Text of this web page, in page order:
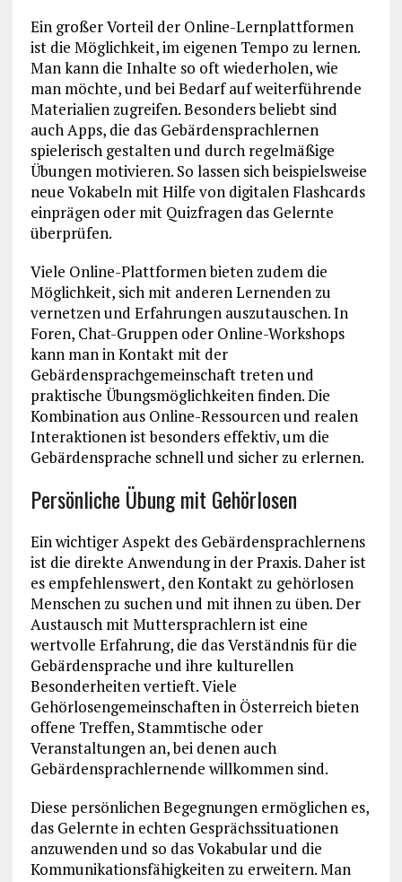
Ein großer Vorteil der Online-Lernplattformen
ist die Möglichkeit, im eigenen Tempo zu lernen.
Man kann die Inhalte so oft wiederholen, wie
man möchte, und bei Bedarf auf weiterführende
Materialien zugreifen. Besonders beliebt sind
auch Apps, die das Gebärdensprachlernen
spielerisch gestalten und durch regelmäßige
Übungen motivieren. So lassen sich beispielsweise
neue Vokabeln mit Hilfe von digitalen Flashcards
einprägen oder mit Quizfragen das Gelernte
überprüfen.
Viele Online-Plattformen bieten zudem die
Möglichkeit, sich mit anderen Lernenden zu
vernetzen und Erfahrungen auszutauschen. In
Foren, Chat-Gruppen oder Online-Workshops
kann man in Kontakt mit der
Gebärdensprachgemeinschaft treten und
praktische Übungsmöglichkeiten finden. Die
Kombination aus Online-Ressourcen und realen
Interaktionen ist besonders effektiv, um die
Gebärdensprache schnell und sicher zu erlernen.
Persönliche Übung mit Gehörlosen
Ein wichtiger Aspekt des Gebärdensprachlernens
ist die direkte Anwendung in der Praxis. Daher ist
es empfehlenswert, den Kontakt zu gehörlosen
Menschen zu suchen und mit ihnen zu üben. Der
Austausch mit Muttersprachlern ist eine
wertvolle Erfahrung, die das Verständnis für die
Gebärdensprache und ihre kulturellen
Besonderheiten vertieft. Viele
Gehörlosengemeinschaften in Österreich bieten
offene Treffen, Stammtische oder
Veranstaltungen an, bei denen auch
Gebärdensprachlernende willkommen sind.
Diese persönlichen Begegnungen ermöglichen es,
das Gelernte in echten Gesprächssituationen
anzuwenden und so das Vokabular und die
Kommunikationsfähigkeiten zu erweitern. Man